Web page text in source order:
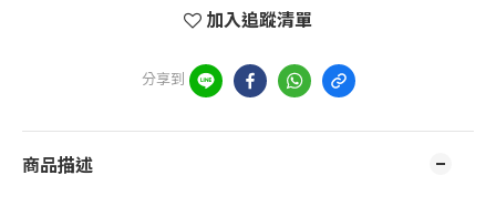
加入追蹤清單
分享到
商品描述